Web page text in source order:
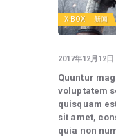
X-BOX 新闻
2017年12月12日
Quuntur
voluptatem
quisquam
sit amet,
quia non